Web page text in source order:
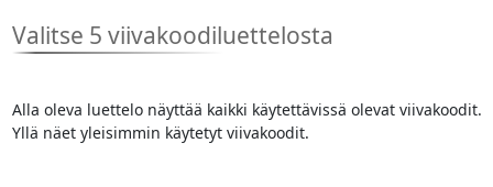
Valitse 5 viivakoodiluettelosta
Alla oleva luettelo näyttää kaikki käytettävissä olevat viivakoodit.
Yllä näet yleisimmin käytetyt viivakoodit.